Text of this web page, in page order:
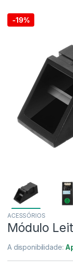
-19%
ACESSÓRIOS
Módulo
A disponibilidade: